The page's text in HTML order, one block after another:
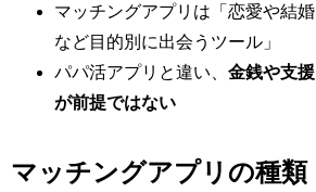
マッチングアプリは「恋愛や結婚
など目的別に出会うツール」
パパ活アプリと違い、金銭や支援
が前提ではない
マッチングアプリの種類